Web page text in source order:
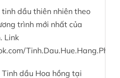
dầu thiên nhiên theo
trình mới nhất của
Link
Tinh.Dau.Hue.Hang.Phan
dầu Hoa hồng tại